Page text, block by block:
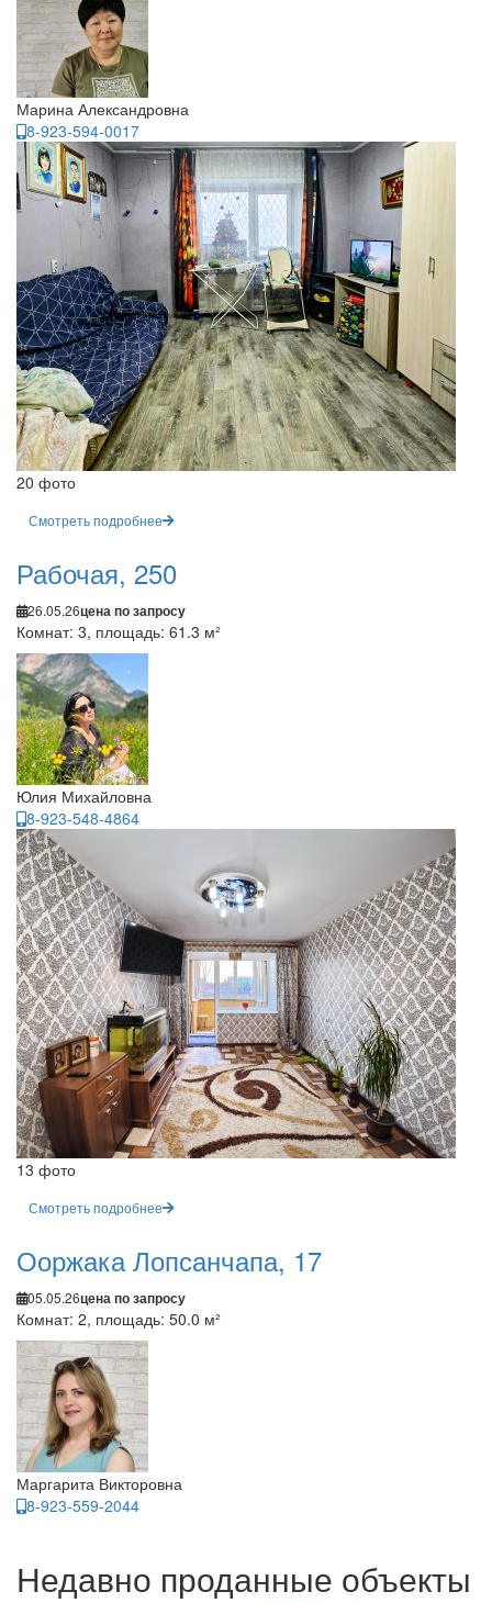
Марина Александровна
8-923-594-0017
20 фото
Смотреть подробнее
Рабочая, 250
26.05.26цена по запросу
Комнат: 3, площадь: 61.3 м²
Юлия Михайловна
8-923-548-4864
13 фото
Смотреть подробнее
Ооржака Лопсанчапа, 17
05.05.26цена по запросу
Комнат: 2, площадь: 50.0 м²
Маргарита Викторовна
8-923-559-2044
Недавно проданные объекты